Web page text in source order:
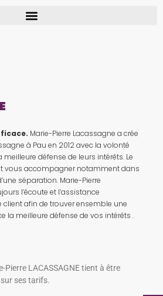
Marie-Pierre Lacassagne a crée
à Pau en 2012 avec la volonté
défense de leurs intérêts. Le
vous accompagner notamment dans
séparation. Marie-Pierre
l’écoute et l’assistance
afin de trouver ensemble une
la meilleure défense de vos intérêts .
Pierre LACASSAGNE tient à être
ses tarifs.